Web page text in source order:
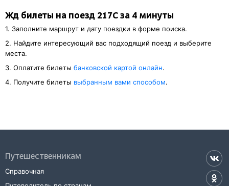
Жд билеты на поезд 217С за 4 минуты
1. Заполните маршрут и дату поездки в форме поиска.
2. Найдите интересующий вас подходящий поезд и выберите
места.
3. Оплатите билеты банковской картой онлайн.
4. Получите билеты выбранным вами способом.
Путешественникам
Справочная